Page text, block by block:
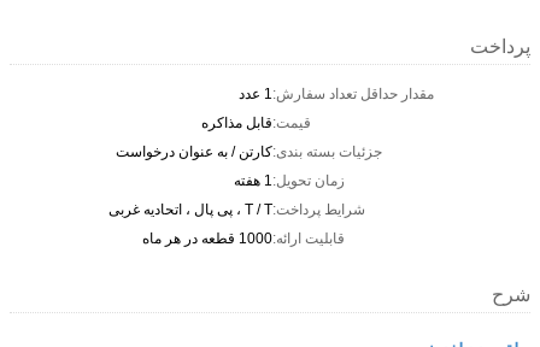
پرداخت
مقدار حداقل تعداد سفارش:1 عدد
قیمت:قابل مذاکره
جزئیات بسته بندی:کارتن / به عنوان درخواست
زمان تحویل:1 هفته
شرایط پرداخت:T / T ، پی پال ، اتحادیه غربی
قابلیت ارائه:1000 قطعه در هر ماه
شرح